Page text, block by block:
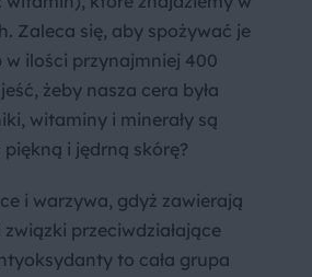
Zaleca się, aby spożywać je
w ilości przynajmniej 400
żeby nasza cera była
witaminy i minerały są
i jędrną skórę?
i warzywa, gdyż zawierają
związki przeciwdziałające
to cała grupa